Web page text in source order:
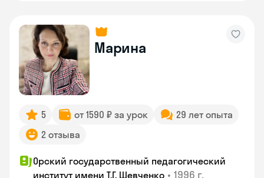
Марина
5 от 1590 ₽ за урок
29 лет опыта
2 отзыва
Орский государственный педагогический
институт имени Т.Г. Шевченко • 1996 г.